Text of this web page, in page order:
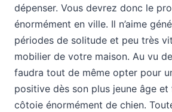
dépenser. Vous devrez donc le
énormément en ville. Il n’aime
périodes de solitude et peu très
mobilier de votre maison. Au vu
faudra tout de même opter pour
positive dès son plus jeune âge et
côtoie énormément de chien.